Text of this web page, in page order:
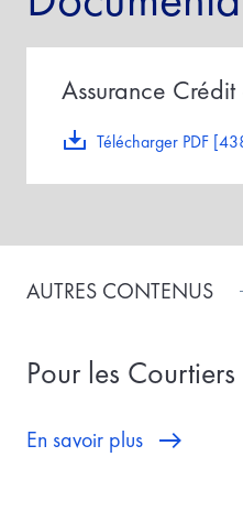
Télécharger PDF
Assurance
AUTRES CONTENUS
Pour les
En savoir plus